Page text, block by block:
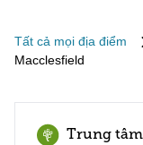
Tất cả mọi địa điểm
Macclesfield
Trung